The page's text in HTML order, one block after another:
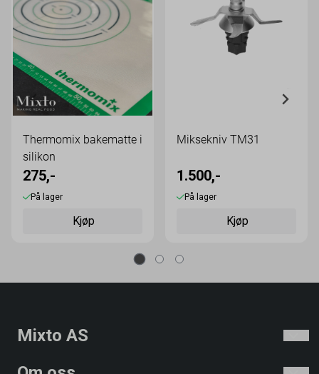
Thermomix bakematte i
silikon
275,-
På lager
Kjøp
Miksekniv TM31
1.500,-
På lager
Kjøp
Mixto AS